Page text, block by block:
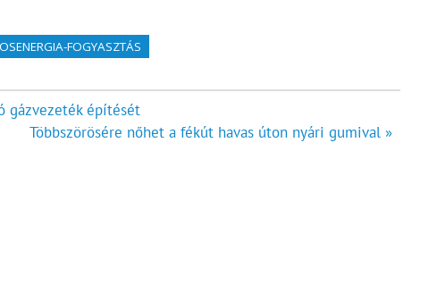
FOGYASZTÁS
gázvezeték építését
Többszörösére nőhet a fékút havas úton nyári gumival »